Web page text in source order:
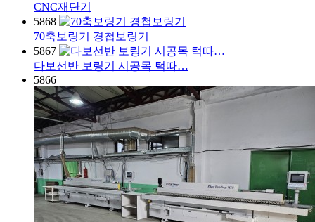
CNC재단기
5868
70축보링기 경첩보링기
5867
다보선반 보링기 시공목 턱따…
5866